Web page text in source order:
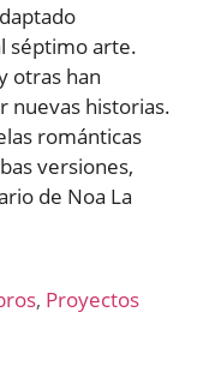
séptimo arte.
otras han
nuevas historias.
románticas
versiones,
de Noa La
, Proyectos